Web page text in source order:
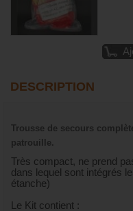
DESCRIPTION
Trousse de secours
patrouille.
Très compact, ne prend
dans lequel sont intégrés
étanche)
Le Kit contient :